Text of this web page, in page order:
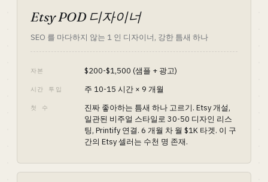
Etsy POD 디자이너
SEO 를 마다하지 않는 1 인 디자이너, 강한 틈새 하나
자본 $200-$1,500 (샘플 + 광고)
시간 투입 주 10-15 시간 × 9 개월
첫 수
진짜 좋아하는 틈새 하나 고르기. Etsy 개설,
일관된 비주얼 스타일로 30-50 디자인 리스
팅, Printify 연결. 6 개월 차 월 $1K 타겟. 이 구
간의 Etsy 셀러는 수천 명 존재.